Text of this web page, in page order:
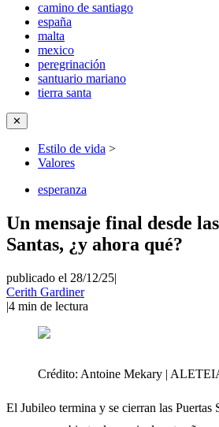
camino de santiago
españa
malta
mexico
peregrinación
santuario mariano
tierra santa
✕
Estilo de vida >
Valores
esperanza
Un mensaje final desde
Santas, ¿y ahora qué?
publicado el 28/12/25|
Cerith Gardiner
|4 min de lectura
Crédito: Antoine Mekary |
El Jubileo termina y se cierran las Puertas